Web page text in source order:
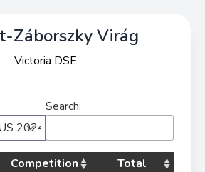
Záborszky Virág
Victoria DSE
Search:
Competition Total